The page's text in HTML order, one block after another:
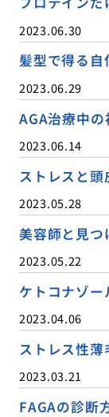
2023.06.30
髪型で得る
2023.06.29
AGA治療中の
2023.06.14
ストレスと
2023.05.28
美容師と見つ
2023.05.22
ケトコナゾ
2023.04.06
ストレス性
2023.03.21
FAGAの診断